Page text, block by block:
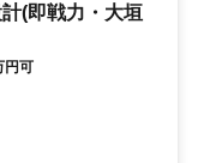
(即戦力・大垣
円可